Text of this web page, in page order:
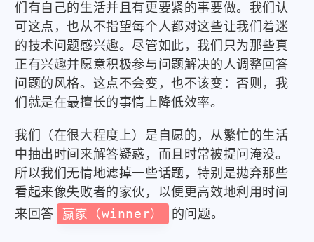
们有自己的生活并且有更要紧的事要做。我们认
可这点，也从不指望每个人都对这些让我们着迷
的技术问题感兴趣。尽管如此，我们只为那些真
正有兴趣并愿意积极参与问题解决的人调整回答
问题的风格。这点不会变，也不该变：否则，我
们就是在最擅长的事情上降低效率。
我们（在很大程度上）是自愿的，从繁忙的生活
中抽出时间来解答疑惑，而且时常被提问淹没。
所以我们无情地滤掉一些话题，特别是拋弃那些
看起来像失败者的家伙，以便更高效地利用时间
来回答
赢家（winner） 的问题。